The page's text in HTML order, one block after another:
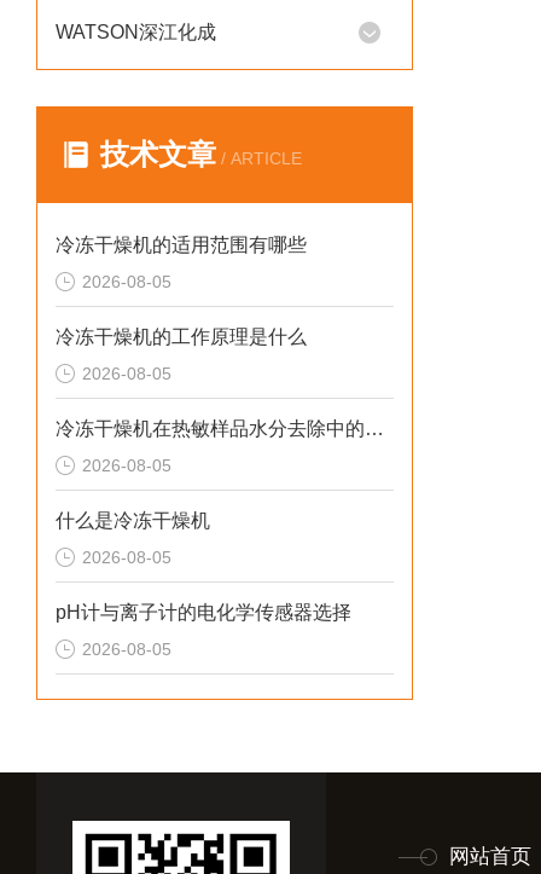
WATSON深江化成
技术文章 / ARTICLE
冷冻干燥机的适用范围有哪些
2026-08-05
冷冻干燥机的工作原理是什么
2026-08-05
冷冻干燥机在热敏样品水分去除中的应用
2026-08-05
什么是冷冻干燥机
2026-08-05
pH计与离子计的电化学传感器选择
2026-08-05
网站首页